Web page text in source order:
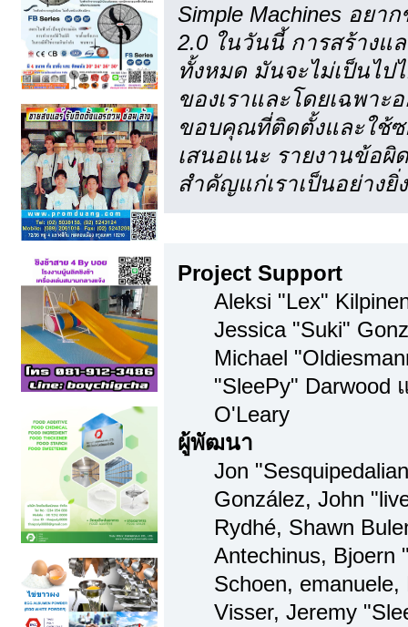
Simple Machines อย
2.0 ในวันนี้ การสร้างแ
ทั้งหมด มันจะไม่เป็นไป
ของเราและโดยเฉพาะ
ขอบคุณที่ติดตั้งและใช้ซ
เสนอแนะ รายงานข้อผิ
สำคัญแก่เราเป็นอย่างยิ่ง
Project Support
Aleksi "Lex"
Jessica "Suki"
Michael
"SleePy" Darwood
O'Leary
ผู้พัฒนา
Jon
González, John
Rydhé, Shawn
Antechinus, Bjoern
Schoen,
Visser, Jeremy